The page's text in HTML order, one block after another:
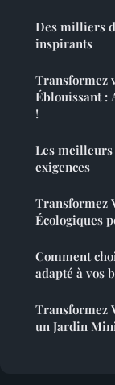
Des milliers
inspirants
Transformez
Éblouissant :
!
Les meilleurs
exigences
Transformez
Écologiques
Comment
adapté à vos
Transformez
un Jardin